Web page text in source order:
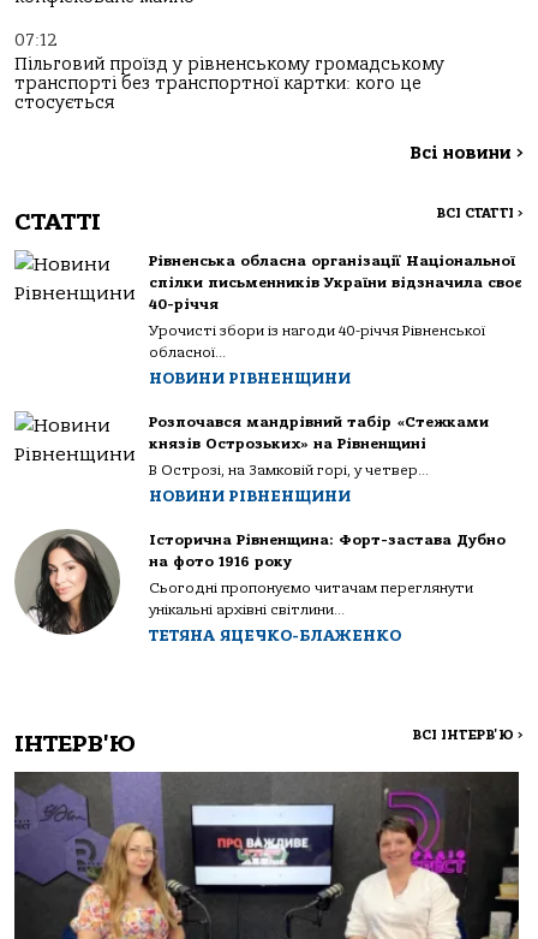
07:12
Пільговий проїзд у рівненському громадському
транспорті без транспортної картки: кого це
стосується
Всі новини >
СТАТТІ ВСІ СТАТТІ >
Рівненська обласна організації Національної
спілки письменників України відзначила своє
40-річчя
Урочисті збори із нагоди 40-річчя Рівненської
обласної...
НОВИНИ РІВНЕНЩИНИ
Розпочався мандрівний табір «Стежками
князів Острозьких» на Рівненщині
В Острозі, на Замковій горі, у четвер...
НОВИНИ РІВНЕНЩИНИ
Історична Рівненщина: Форт-застава Дубно
на фото 1916 року
Сьогодні пропонуємо читачам переглянути
унікальні архівні світлини...
ТЕТЯНА ЯЦЕЧКО-БЛАЖЕНКО
ІНТЕРВ'Ю ВСІ ІНТЕРВ'Ю >